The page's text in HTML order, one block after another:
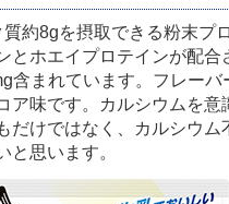
約8gを摂取できる粉末プ
とホエイプロテインが配合
含まれています。フレーバ
ア味です。カルシウムを意
だけではなく、カルシウム
と思います。